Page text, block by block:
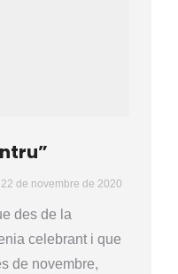
22 de novembre de 2020
des de la
celebrant i que
de novembre,